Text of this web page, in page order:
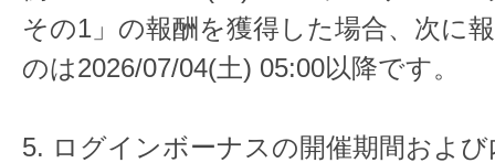
その1」の報酬を獲得した場合、次に
のは2026/07/04(土) 05:00以降です。
5. ログインボーナスの開催期間およ